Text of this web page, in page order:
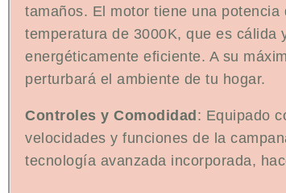
tamaños. El motor tiene una
temperatura de 3000K, que es cálida
energéticamente eficiente. A su
perturbará el ambiente de tu hogar.
Controles y Comodidad: Equipado
velocidades y funciones de la
tecnología avanzada incorporada,